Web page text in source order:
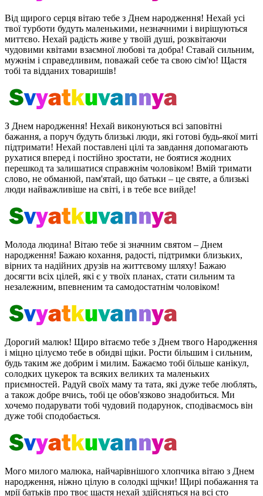
Від щирого серця вітаю тебе з Днем народження! Нехай усі
твої турботи будуть маленькими, незначними і вирішуються
миттєво. Нехай радість живе у твоїй душі, розквітаючи
чудовими квітами взаємної любові та добра! Ставай сильним,
мужнім і справедливим, поважай себе та свою сім'ю! Щастя
тобі та відданих товаришів!
З Днем народження! Нехай виконуються всі заповітні
бажання, а поруч будуть близькі люди, які готові будь-якої миті
підтримати! Нехай поставлені цілі та завдання допомагають
рухатися вперед і постійно зростати, не боятися жодних
перешкод та залишатися справжнім чоловіком! Вмій тримати
слово, не обманюй, пам'ятай, що батьки – це святе, а близькі
люди найважливіше на світі, і в тебе все вийде!
Молода людина! Вітаю тебе зі значним святом – Днем
народження! Бажаю кохання, радості, підтримки близьких,
вірних та надійних друзів на життєвому шляху! Бажаю
досягти всіх цілей, які є у твоїх планах, стати сильним та
незалежним, впевненим та самодостатнім чоловіком!
Дорогий малюк! Щиро вітаємо тебе з Днем твого Народження
і міцно цілуємо тебе в обидві щіки. Рости більшим і сильним,
будь таким же добрим і милим. Бажаємо тобі більше канікул,
солодких цукерок та всяких великих та маленьких
приємностей. Радуй своїх маму та тата, які дуже тебе люблять,
а також добре вчись, тобі це обов'язково знадобиться. Ми
хочемо подарувати тобі чудовий подарунок, сподіваємось він
дуже тобі сподобається.
Мого милого малюка, найчарівнішого хлопчика вітаю з Днем
народження, ніжно цілую в солодкі щічки! Щирі побажання та
мрії батьків про твоє щастя нехай здійсняться на всі сто